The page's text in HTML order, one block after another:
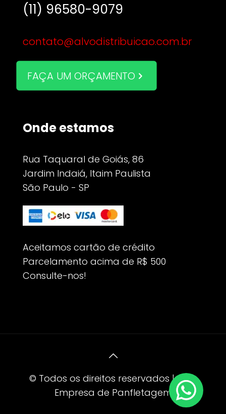
(11) 96580-9079
contato@alvodistribuicao.com.br
FAÇA UM ORÇAMENTO
Onde estamos
Rua Taquaral de Goiás, 86
Jardim Indaiá, Itaim Paulista
São Paulo - SP
Aceitamos cartão de crédito
Parcelamento acima de R$ 500
Consulte-nos!
© Todos os direitos reservados | AD -
Empresa de Panfletagem